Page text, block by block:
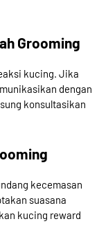
Grooming
kucing. Jika
dengan
konsultasikan
kecemasan
suasana
kucing reward